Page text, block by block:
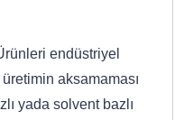
endüstriyel
aksamaması
yada solvent bazlı